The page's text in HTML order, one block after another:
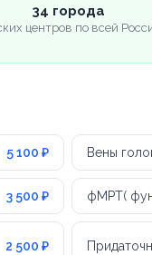
34 города
центров по всей
5 100 ₽ Вены
3 500 ₽ фМРТ(
2 500 ₽